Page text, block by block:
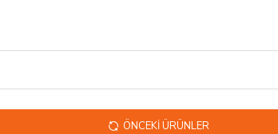
ÖNCEKI ÜRÜNLER